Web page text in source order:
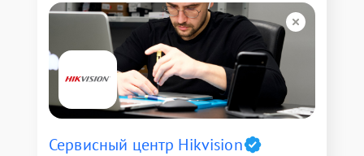
Сервисный центр Hikvision